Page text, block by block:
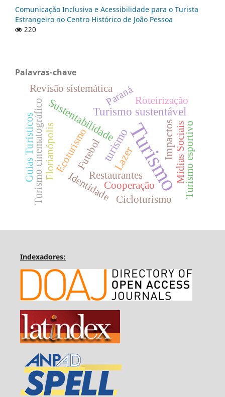
Comunicação Inclusiva e Acessibilidade para o Turista
Estrangeiro no Centro Histórico de João Pessoa
220
Palavras-chave
Turismo
Turismo sustentável
turismo Impactos
Lazer
Sustentabilidade
Ecoturismo
Florianópolis
Turismo cinematográfico Mídias Sociais
Restaurantes
Paraná
Identidade
Guias Turísticos Turismo esportivo
Futebol
Revisão sistemática
Roteirização
Cicloturismo
Cooperação
Indexadores: